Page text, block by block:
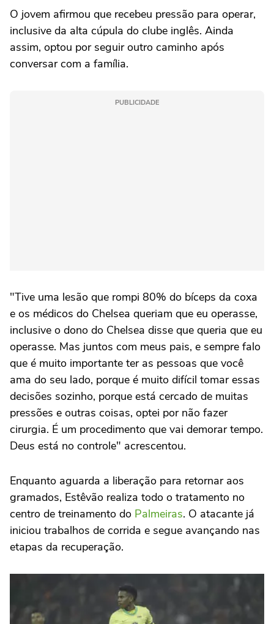
O jovem afirmou que recebeu pressão para operar,
inclusive da alta cúpula do clube inglês. Ainda
assim, optou por seguir outro caminho após
conversar com a família.
PUBLICIDADE
"Tive uma lesão que rompi 80% do bíceps da coxa
e os médicos do Chelsea queriam que eu operasse,
inclusive o dono do Chelsea disse que queria que eu
operasse. Mas juntos com meus pais, e sempre falo
que é muito importante ter as pessoas que você
ama do seu lado, porque é muito difícil tomar essas
decisões sozinho, porque está cercado de muitas
pressões e outras coisas, optei por não fazer
cirurgia. É um procedimento que vai demorar tempo.
Deus está no controle" acrescentou.
Enquanto aguarda a liberação para retornar aos
gramados, Estêvão realiza todo o tratamento no
centro de treinamento do Palmeiras. O atacante já
iniciou trabalhos de corrida e segue avançando nas
etapas da recuperação.